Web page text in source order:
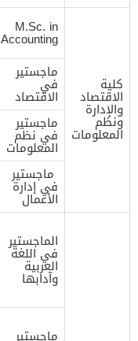
كلية
الاقتصاد
والإدارة
ونظم
المعلومات
M.Sc. in
Accounting
ماجستير
في
الاقتصاد
ماجستير
في نظم
المعلومات
ماجستير
في إدارة
الأعمال
الماجستير
في اللغة
العربية
وآدابها
ماجستير